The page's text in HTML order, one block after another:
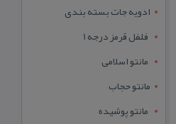
ادویه جات بسته بندی
فلفل قرمز درجه 1
مانتو اسلامی
مانتو حجاب
مانتو پوشیده